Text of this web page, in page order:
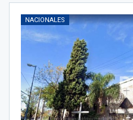
NACIONALES